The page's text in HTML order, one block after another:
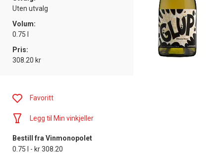
Uten utvalg
Volum:
0.75 l
Pris:
308.20 kr
Favoritt
Legg til Min vinkjeller
Bestill fra Vinmonopolet
0.75 l - kr 308.20